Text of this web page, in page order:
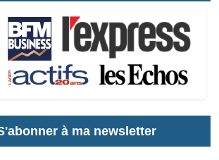
à ma newsletter